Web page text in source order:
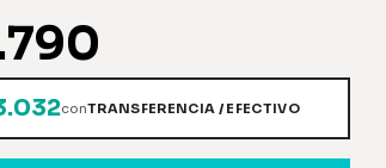
conTRANSFERENCIA / EFECTIVO